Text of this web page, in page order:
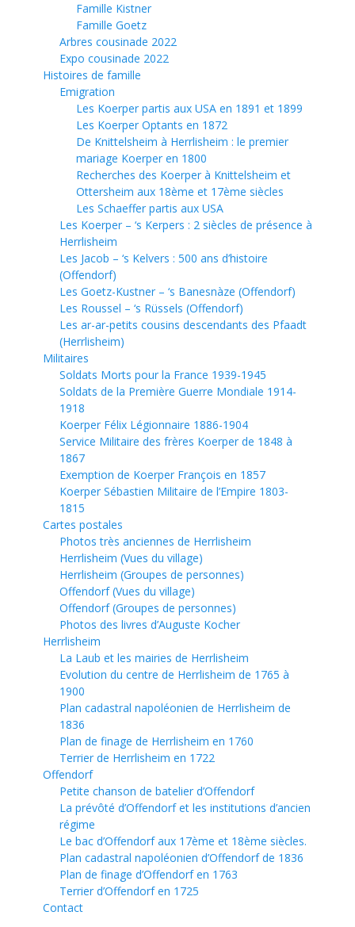
Famille Kistner
Famille Goetz
Arbres cousinade 2022
Expo cousinade 2022
Histoires de famille
Emigration
Les Koerper partis aux USA en 1891 et 1899
Les Koerper Optants en 1872
De Knittelsheim à Herrlisheim : le premier
mariage Koerper en 1800
Recherches des Koerper à Knittelsheim et
Ottersheim aux 18ème et 17ème siècles
Les Schaeffer partis aux USA
Les Koerper – ‘s Kerpers : 2 siècles de présence à
Herrlisheim
Les Jacob – ‘s Kelvers : 500 ans d’histoire
(Offendorf)
Les Goetz-Kustner – ‘s Banesnàze (Offendorf)
Les Roussel – ‘s Rüssels (Offendorf)
Les ar-ar-petits cousins descendants des Pfaadt
(Herrlisheim)
Militaires
Soldats Morts pour la France 1939-1945
Soldats de la Première Guerre Mondiale 1914-
1918
Koerper Félix Légionnaire 1886-1904
Service Militaire des frères Koerper de 1848 à
1867
Exemption de Koerper François en 1857
Koerper Sébastien Militaire de l’Empire 1803-
1815
Cartes postales
Photos très anciennes de Herrlisheim
Herrlisheim (Vues du village)
Herrlisheim (Groupes de personnes)
Offendorf (Vues du village)
Offendorf (Groupes de personnes)
Photos des livres d’Auguste Kocher
Herrlisheim
La Laub et les mairies de Herrlisheim
Evolution du centre de Herrlisheim de 1765 à
1900
Plan cadastral napoléonien de Herrlisheim de
1836
Plan de finage de Herrlisheim en 1760
Terrier de Herrlisheim en 1722
Offendorf
Petite chanson de batelier d’Offendorf
La prévôté d’Offendorf et les institutions d’ancien
régime
Le bac d’Offendorf aux 17ème et 18ème siècles.
Plan cadastral napoléonien d’Offendorf de 1836
Plan de finage d’Offendorf en 1763
Terrier d’Offendorf en 1725
Contact